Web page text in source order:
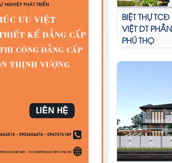
BIỆT THỰ
VIỆT DT
PHÚ THỌ